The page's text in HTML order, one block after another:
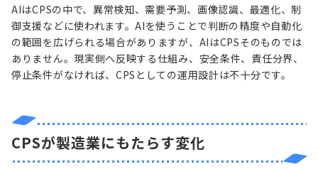
AIはCPSの中で、異常検知、需要予測、画像認識、最適化、制
御支援などに使われます。AIを使うことで判断の精度や自動化
の範囲を広げられる場合がありますが、AIはCPSそのものでは
ありません。現実側へ反映する仕組み、安全条件、責任分界、
停止条件がなければ、CPSとしての運用設計は不十分です。
CPSが製造業にもたらす変化